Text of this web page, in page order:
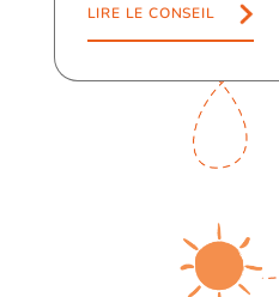
LIRE LE CONSEIL